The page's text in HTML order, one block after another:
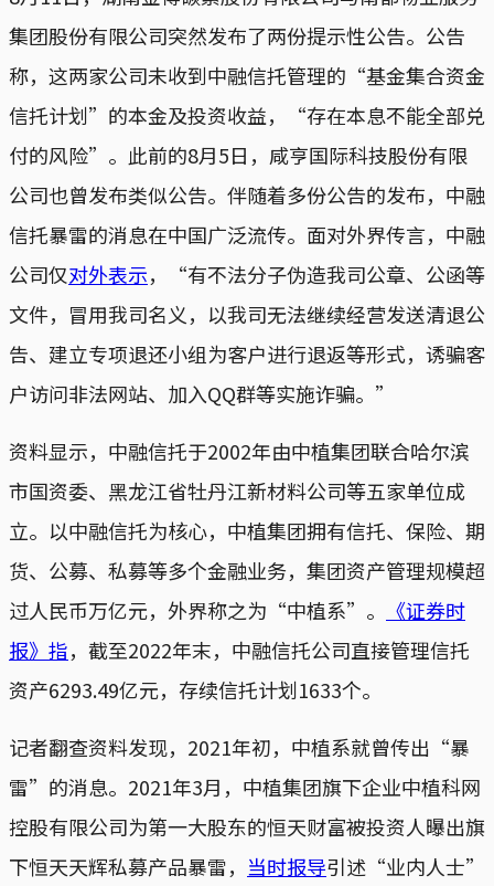
集团股份有限公司突然发布了两份提示性公告。公告
称，这两家公司未收到中融信托管理的“基金集合资金
信托计划”的本金及投资收益，“存在本息不能全部兑
付的风险”。此前的8月5日，咸亨国际科技股份有限
公司也曾发布类似公告。伴随着多份公告的发布，中融
信托暴雷的消息在中国广泛流传。面对外界传言，中融
公司仅对外表示，“有不法分子伪造我司公章、公函等
文件，冒用我司名义，以我司无法继续经营发送清退公
告、建立专项退还小组为客户进行退返等形式，诱骗客
户访问非法网站、加入QQ群等实施诈骗。”
资料显示，中融信托于2002年由中植集团联合哈尔滨
市国资委、黑龙江省牡丹江新材料公司等五家单位成
立。以中融信托为核心，中植集团拥有信托、保险、期
货、公募、私募等多个金融业务，集团资产管理规模超
过人民币万亿元，外界称之为“中植系”。
《证券时
报》指，截至2022年末，中融信托公司直接管理信托
资产6293.49亿元，存续信托计划1633个。
记者翻查资料发现，2021年初，中植系就曾传出“暴
雷”的消息。2021年3月，中植集团旗下企业中植科网
控股有限公司为第一大股东的恒天财富被投资人曝出旗
下恒天天辉私募产品暴雷， 当时报导引述“业内人士”